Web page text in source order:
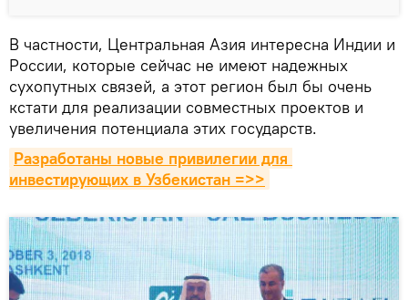
В частности, Центральная Азия интересна Индии и
России, которые сейчас не имеют надежных
сухопутных связей, а этот регион был бы очень
кстати для реализации совместных проектов и
увеличения потенциала этих государств.
Разработаны новые привилегии для
инвестирующих в Узбекистан =>>